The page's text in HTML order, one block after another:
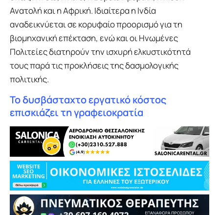
Ανατολή και η Αφρική. Ιδιαίτερα η Ινδία
αναδεικνύεται σε κορυφαίο προορισμό για τη
βιομηχανική επέκταση, ενώ και οι Ηνωμένες
Πολιτείες διατηρούν την ισχυρή ελκυστικότητά
τους παρά τις προκλήσεις της δασμολογικής
πολιτικής.
Το δυσβάσταχτο εργατικό κόστος
επισκιάζει τη γραφειοκρατία